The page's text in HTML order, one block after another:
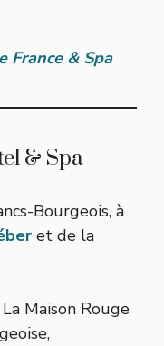
France & Spa
& Spa
Bourgeois, à
et de la
Maison Rouge